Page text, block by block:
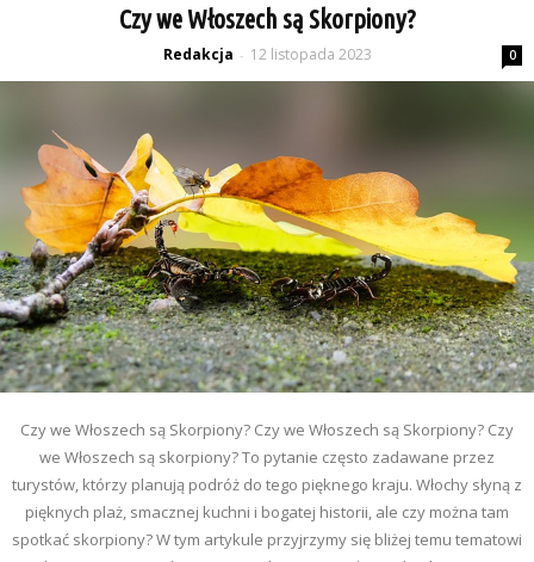
Czy we Włoszech są Skorpiony?
Redakcja - 12 listopada 2023 0
Czy we Włoszech są Skorpiony? Czy we Włoszech są Skorpiony? Czy
we Włoszech są skorpiony? To pytanie często zadawane przez
turystów, którzy planują podróż do tego pięknego kraju. Włochy słyną z
pięknych plaż, smacznej kuchni i bogatej historii, ale czy można tam
spotkać skorpiony? W tym artykule przyjrzymy się bliżej temu tematowi